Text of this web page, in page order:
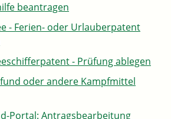
beantragen
- Ferien- oder Urlauberpatent
- Prüfung ablegen
oder andere Kampfmittel
Portal: Antragsbearbeitung